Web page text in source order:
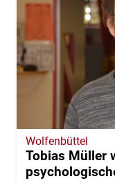
Wolfenbüttel
Tobias Müller